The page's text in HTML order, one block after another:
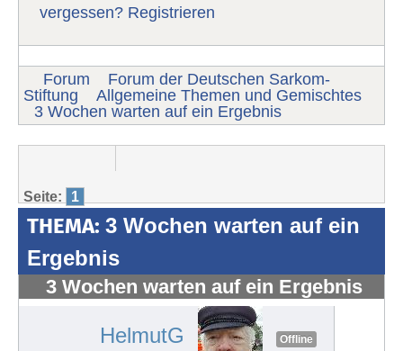
vergessen? Registrieren
Forum
Forum der Deutschen Sarkom-
Stiftung
Allgemeine Themen und Gemischtes
3 Wochen warten auf ein Ergebnis
Seite: 1
THEMA: 3 Wochen warten auf ein
Ergebnis
3 Wochen warten auf ein Ergebnis
HelmutG Offline